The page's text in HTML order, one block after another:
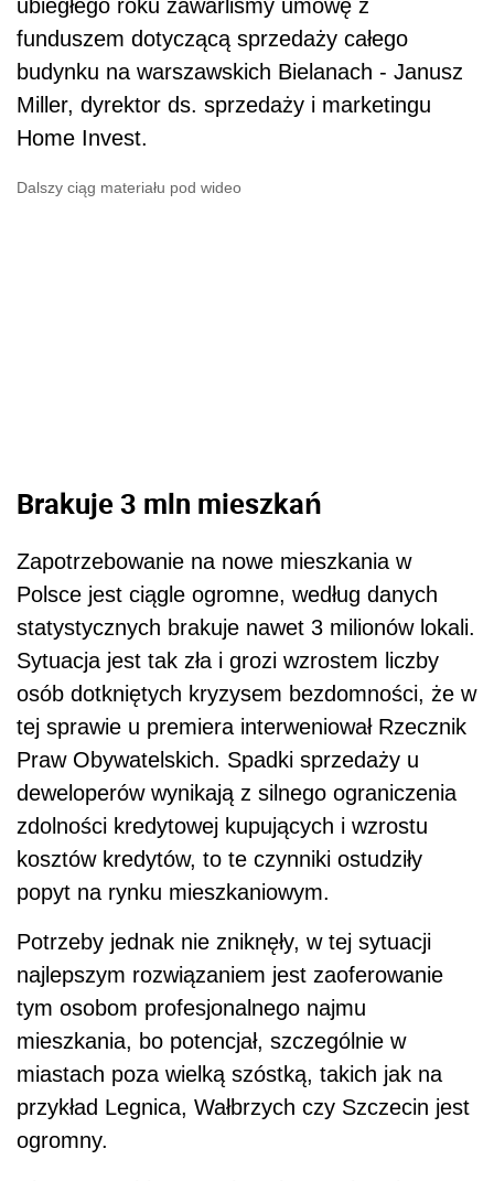
ubiegłego roku zawarliśmy umowę z
funduszem dotyczącą sprzedaży całego
budynku na warszawskich Bielanach - Janusz
Miller, dyrektor ds. sprzedaży i marketingu
Home Invest.
Dalszy ciąg materiału pod wideo
Brakuje 3 mln mieszkań
Zapotrzebowanie na nowe mieszkania w
Polsce jest ciągle ogromne, według danych
statystycznych brakuje nawet 3 milionów lokali.
Sytuacja jest tak zła i grozi wzrostem liczby
osób dotkniętych kryzysem bezdomności, że w
tej sprawie u premiera interweniował Rzecznik
Praw Obywatelskich. Spadki sprzedaży u
deweloperów wynikają z silnego ograniczenia
zdolności kredytowej kupujących i wzrostu
kosztów kredytów, to te czynniki ostudziły
popyt na rynku mieszkaniowym.
Potrzeby jednak nie zniknęły, w tej sytuacji
najlepszym rozwiązaniem jest zaoferowanie
tym osobom profesjonalnego najmu
mieszkania, bo potencjał, szczególnie w
miastach poza wielką szóstką, takich jak na
przykład Legnica, Wałbrzych czy Szczecin jest
ogromny.